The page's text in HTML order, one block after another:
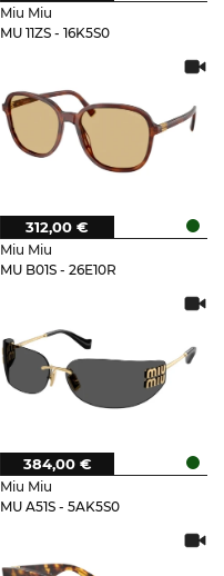
Miu Miu
MU 11ZS - 16K5S0
Miu Miu
MU B01S - 26E10R
312,00 €
Miu Miu
MU A51S - 5AK5S0
384,00 €